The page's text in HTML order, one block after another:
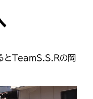
とTeamS.S.Rの岡